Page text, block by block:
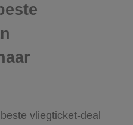
vliegticket-deal